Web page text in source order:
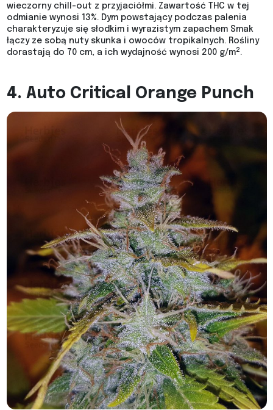
wieczorny chill-out z przyjaciółmi. Zawartość THC w tej
odmianie wynosi 13%. Dym powstający podczas palenia
charakteryzuje się słodkim i wyrazistym zapachem Smak
łączy ze sobą nuty skunka i owoców tropikalnych. Rośliny
dorastają do 70 cm, a ich wydajność wynosi 200 g/m2 .
4. Auto Critical Orange Punch